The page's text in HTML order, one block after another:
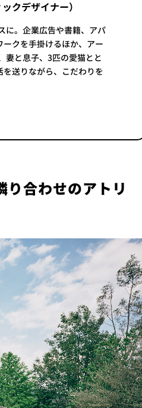
クデザイナー）
に。企業広告や書籍、アパ
クを手掛けるほか、アー
妻と息子、3匹の愛猫とと
送りながら、こだわりを
合わせのアトリ